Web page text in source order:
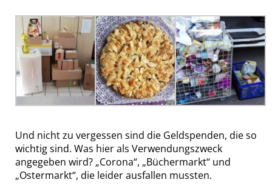
Und nicht zu vergessen sind die Geldspenden, die so
wichtig sind. Was hier als Verwendungszweck
angegeben wird? „Corona“, „Büchermarkt“ und
„Ostermarkt“, die leider ausfallen mussten.